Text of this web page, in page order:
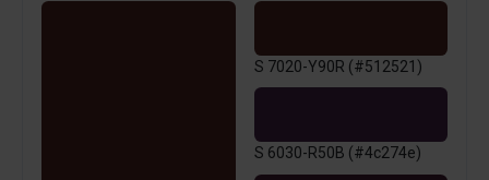
S 7020-Y90R (#512521)
S 6030-R50B (#4c274e)